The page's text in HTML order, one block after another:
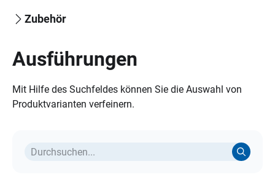
Zubehör
Ausführungen
Mit Hilfe des Suchfeldes können Sie die Auswahl von
Produktvarianten verfeinern.